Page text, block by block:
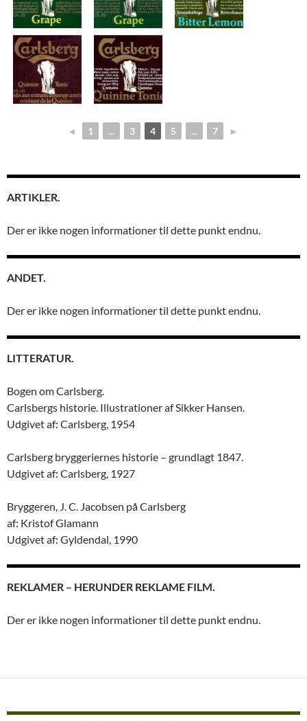
◄ 1 ... 3 4 5 ... 7 ►
ARTIKLER.
Der er ikke nogen informationer til dette punkt endnu.
ANDET.
Der er ikke nogen informationer til dette punkt endnu.
LITTERATUR.
Bogen om Carlsberg.
Carlsbergs historie. Illustrationer af Sikker Hansen.
Udgivet af: Carlsberg, 1954
Carlsberg bryggeriernes historie – grundlagt 1847.
Udgivet af: Carlsberg, 1927
Bryggeren, J. C. Jacobsen på Carlsberg
af: Kristof Glamann
Udgivet af: Gyldendal, 1990
REKLAMER – HERUNDER REKLAME FILM.
Der er ikke nogen informationer til dette punkt endnu.